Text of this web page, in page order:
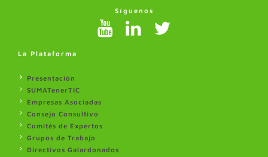
Síguenos
La Plataforma
Presentación
SUMATenerTIC
Empresas Asociadas
Consejo Consultivo
Comités de Expertos
Grupos de Trabajo
Directivos Galardonados